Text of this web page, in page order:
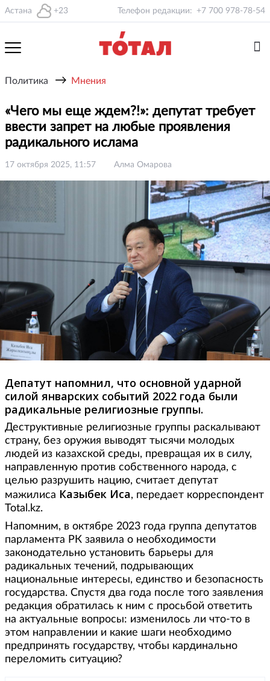
Астана +23 Телефон редакции: +7 700 978-78-54
Политика → Мнения
«Чего мы еще ждем?!»: депутат требует
ввести запрет на любые проявления
радикального ислама
17 октября 2025, 11:57 Алма Омарова
Депатут напомнил, что основной ударной
силой январских событий 2022 года были
радикальные религиозные группы.
Деструктивные религиозные группы раскалывают
страну, без оружия выводят тысячи молодых
людей из казахской среды, превращая их в силу,
направленную против собственного народа, с
целью разрушить нацию, считает депутат
мажилиса Казыбек Иса, передает корреспондент
Total.kz.
Напомним, в октябре 2023 года группа депутатов
парламента РК заявила о необходимости
законодательно установить барьеры для
радикальных течений, подрывающих
национальные интересы, единство и безопасность
государства. Спустя два года после того заявления
редакция обратилась к ним с просьбой ответить
на актуальные вопросы: изменилось ли что-то в
этом направлении и какие шаги необходимо
предпринять государству, чтобы кардинально
переломить ситуацию?